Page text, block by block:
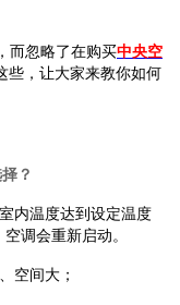
而忽略了在购买中央空
些，让大家来教你如何
？
内温度达到设定温度
调会重新启动。
空间大；